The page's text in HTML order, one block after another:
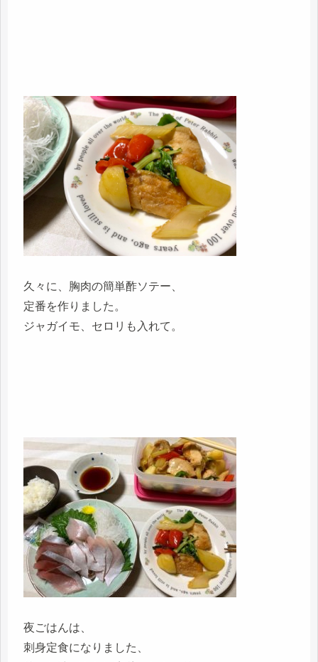
久々に、胸肉の簡単酢ソテー、
定番を作りました。
ジャガイモ、セロリも入れて。
夜ごはんは、
刺身定食になりました、